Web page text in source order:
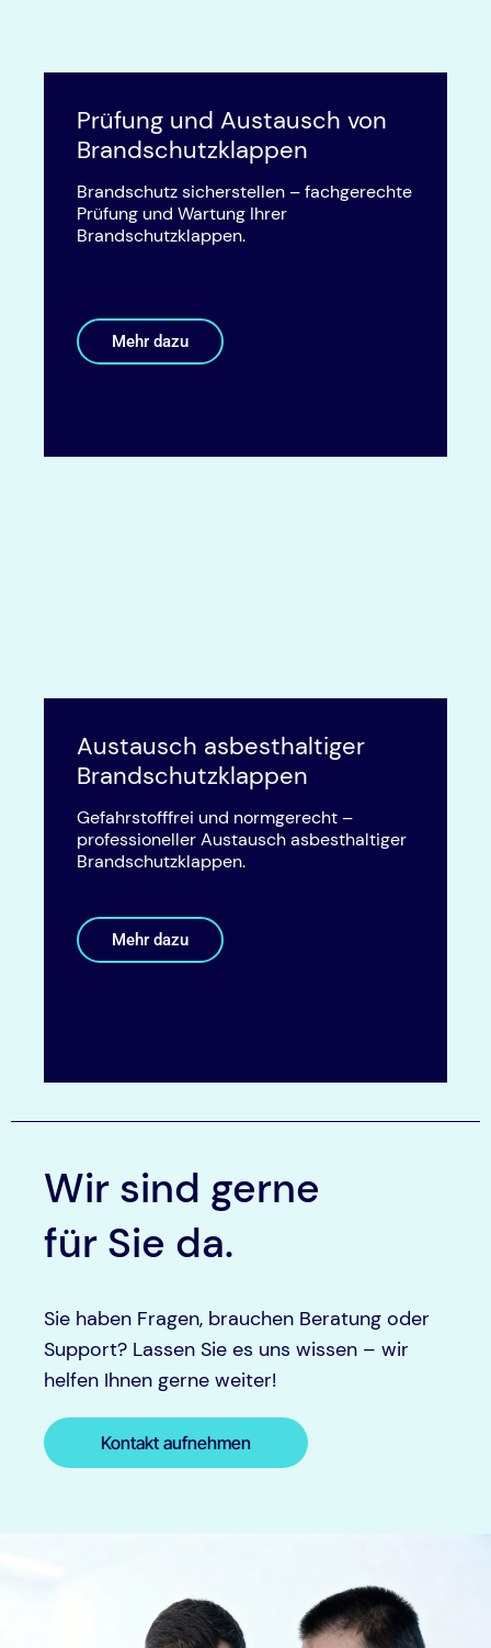
Prüfung und Austausch von
Brandschutzklappen
Brandschutz sicherstellen – fachgerechte
Prüfung und Wartung Ihrer
Brandschutzklappen.
Mehr dazu
Austausch asbesthaltiger
Brandschutzklappen
Gefahrstofffrei und normgerecht –
professioneller Austausch asbesthaltiger
Brandschutzklappen.
Mehr dazu
Wir sind gerne
für Sie da.
Sie haben Fragen, brauchen Beratung oder
Support? Lassen Sie es uns wissen – wir
helfen Ihnen gerne weiter!
Kontakt aufnehmen